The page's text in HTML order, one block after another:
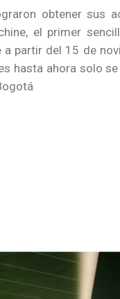
obtener sus
el primer
partir del 15 de
hasta ahora solo